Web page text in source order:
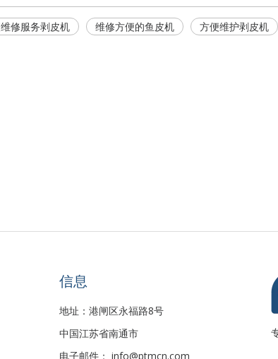
修服务剥皮机 维修方便的鱼皮机 方便维护剥皮机
信息
地址：港闸区永福路8号
中国江苏省南通市
电子邮件： info@ptmcn.com